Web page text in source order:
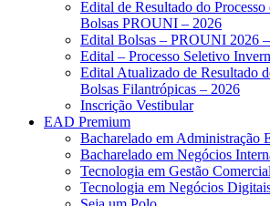
Edital de Resultado do Processo
Bolsas PROUNI – 2026
Edital Bolsas – PROUNI 2026 –
Edital – Processo Seletivo
Edital Atualizado de Resultado
Bolsas Filantrópicas – 2026
Inscrição Vestibular
EAD Premium
Bacharelado em Administração
Bacharelado em Negócios
Tecnologia em Gestão
Tecnologia em Negócios